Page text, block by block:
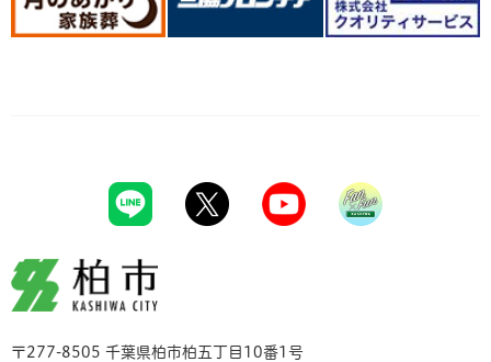
柏市
〒277-8505 千葉県柏市柏五丁目10番1号